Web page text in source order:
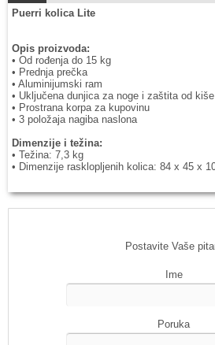
Puerri kolica Lite
Opis proizvoda:
• Od rođenja do 15 kg
• Prednja prečka
• Aluminijumski ram
• Uključena dunjica za noge i zaštita od kiše
• Prostrana korpa za kupovinu
• 3 položaja nagiba naslona
Dimenzije i težina:
• Težina: 7,3 kg
• Dimenzije rasklopljenih kolica: 84 x 45 x
Postavite Vaše
Ime
Poruka